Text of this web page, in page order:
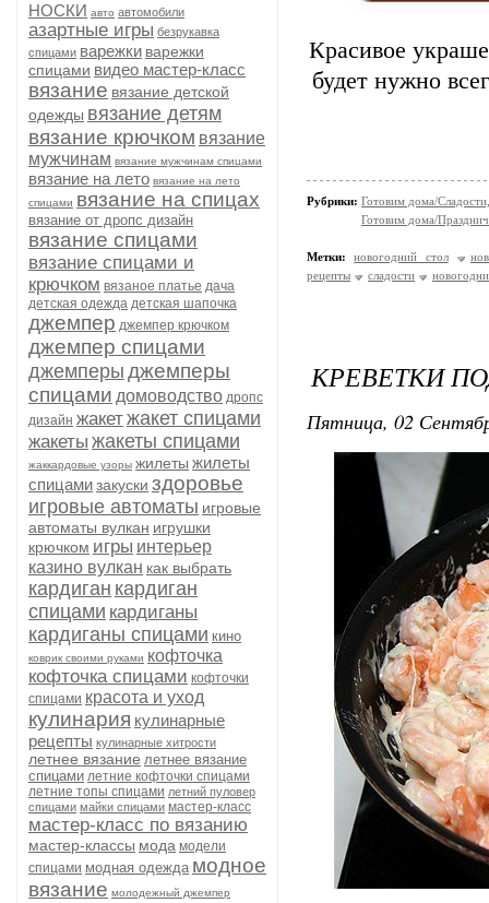
НОСКИ авто автомобили
азартные игры безрукавка
спицами варежки варежки
спицами видео мастер-класс
вязание вязание детской
одежды вязание детям
вязание крючком вязание
мужчинам вязание мужчинам спицами
вязание на лето вязание на лето
спицами вязание на спицах
вязание от дропс дизайн
вязание спицами
вязание спицами и
крючком вязаное платье дача
детская одежда детская шапочка
джемпер джемпер крючком
джемпер спицами
джемперы джемперы
спицами домоводство дропс
дизайн жакетжакет спицами
жакеты жакеты спицами
жаккардовые узоры жилеты жилеты
спицамизакуски здоровье
игровые автоматы игровые
автоматы вулкан игрушки
крючком игры интерьер
казино вулкан как выбрать
кардиган кардиган
спицами кардиганы
кардиганы спицами кино
коврик своими руками кофточка
кофточка спицами кофточки
спицами красота и уход
кулинария кулинарные
рецепты кулинарные хитрости
летнее вязание летнее вязание
спицами летние кофточки спицами
летние топы спицами летний пуловер
спицами майки спицами мастер-класс
мастер-класс по вязанию
мастер-классы мода модели
спицами модная одежда модное
вязание молодежный джемпер
Красивое
будет нужно
Рубрики: Готовим дома/
Готовим дома/
Метки: новогодний стол
рецепты
сладости
КРЕВЕТКИ
Пятница, 02